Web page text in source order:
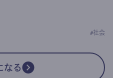
#社会
なる